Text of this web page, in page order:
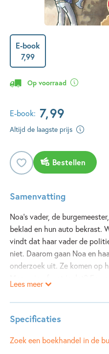
E-book
7,99
Op voorraad
E-book: 7,99
Altijd de laagste prijs
Bestellen
Samenvatting
Noa's vader, de
beklad en hun auto bekrast.
vindt dat haar vader de
niet. Daarom gaan Noa en
onderzoek uit. Ze komen op
lijkt meer te weten. Toch wil
niet? Heeft hij soms een
Bobbie Roos Glastra van
Geheim-schrijfwedstrijd 2010.
Lees meer
Specificaties
Leeftijdsindicatie: 5 - 10
Zoek een boekhandel in de